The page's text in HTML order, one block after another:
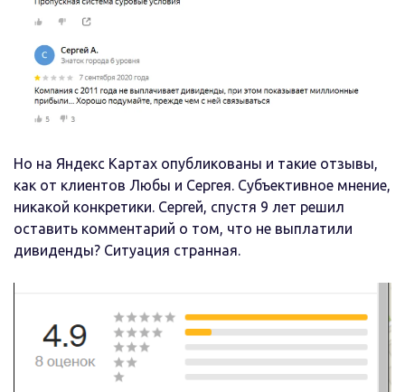
Но на Яндекс Картах опубликованы и такие отзывы,
как от клиентов Любы и Сергея. Субъективное мнение,
никакой конкретики. Сергей, спустя 9 лет решил
оставить комментарий о том, что не выплатили
дивиденды? Ситуация странная.